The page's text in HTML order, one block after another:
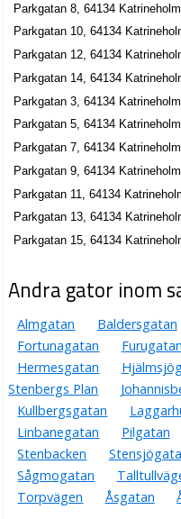
Parkgatan 8, 64134 Katrineholm
Parkgatan 10, 64134
Parkgatan 12, 64134
Parkgatan 14, 64134
Parkgatan 3, 64134 Katrineholm
Parkgatan 5, 64134 Katrineholm
Parkgatan 7, 64134 Katrineholm
Parkgatan 9, 64134 Katrineholm
Parkgatan 11, 64134
Parkgatan 13, 64134
Parkgatan 15, 64134
Andra gator inom
Almgatan Baldersgatan
Fortunagatan
Furugatan
Hermesgatan
Stenbergs Plan
Kullbergsgatan
Linbanegatan
Pilgatan
Stenbacken
Sågmogatan
Torpvägen
Åsgatan